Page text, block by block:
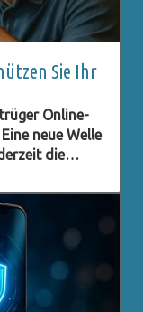
Sie Ihr
Online-
neue Welle
die
durch
zu
um
ist